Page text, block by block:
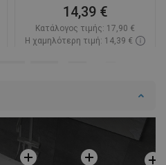
14,39 €
Κατάλογος τιμής: 17,90 €
Η χαμηλότερη τιμή: 14,39 €